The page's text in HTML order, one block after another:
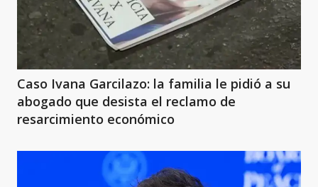
Caso Ivana Garcilazo: la familia le pidió a su
abogado que desista el reclamo de
resarcimiento económico